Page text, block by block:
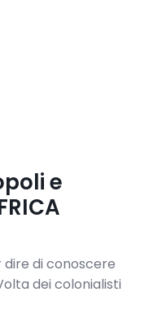
e
di conoscere
dei colonialisti